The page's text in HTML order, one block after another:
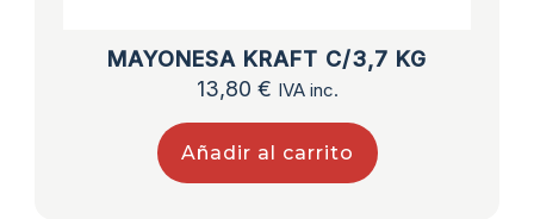
MAYONESA KRAFT C/3,7 KG
13,80 € IVA inc.
Añadir al carrito